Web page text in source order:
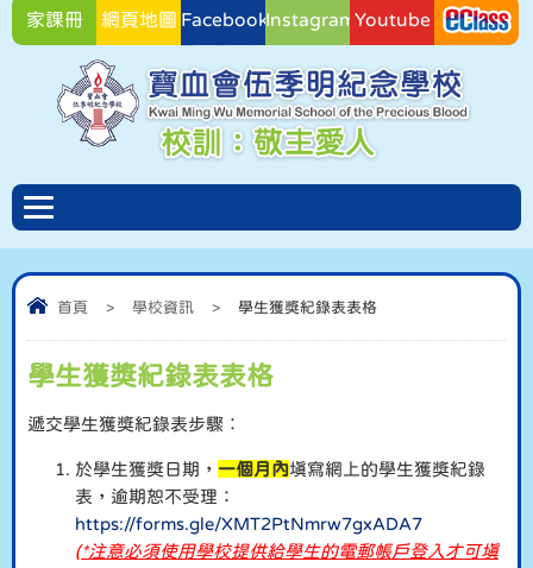
家課冊 網頁地圖 FacebookInstagramYoutube
首頁 > 學校資訊 > 學生獲獎紀錄表表格
學生獲獎紀錄表表格
遞交學生獲獎紀錄表步驟︰
於學生獲獎日期， 一個月內填寫網上的學生獲獎紀錄
表，逾期恕不受理：
https://forms.gle/XMT2PtNmrw7gxADA7
(*注意必須使用學校提供給學生的電郵帳戶登入才可填